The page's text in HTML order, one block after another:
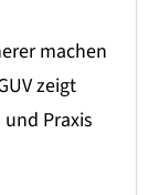
machen
zeigt
Praxis